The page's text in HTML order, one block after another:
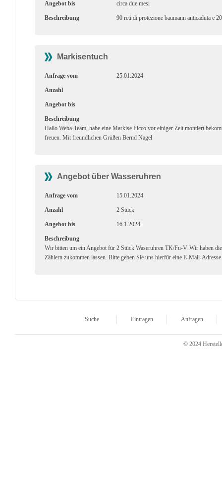
Angebot bis circa due mesi
Beschreibung 90 reti di protezione baumann anticaduta e
Markisentuch
Anfrage vom 25.01.2024
Anzahl
Angebot bis
Beschreibung
Hallo Weba-Team, habe eine Markise Picco vor einiger Zeit montiert
freuen. Mit freundlichen Grüßen Bernd Nagel
Angebot über Wasseruhren
Anfrage vom 15.01.2024
Anzahl 2 Stück
Angebot bis 16.1.2024
Beschreibung
Wir bitten um ein Angebot für 2 Stück Waseruhren TK/Fu-V. Wir haben
Zählern zukommen lassen. Bitte geben Sie uns hierfür eine E-Mail-Adresse
Suche Eintragen Anfragen
© 2024